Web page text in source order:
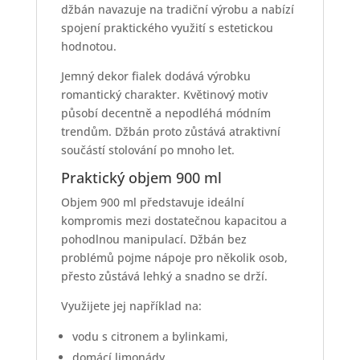
džbán navazuje na tradiční výrobu a nabízí
spojení praktického využití s estetickou
hodnotou.
Jemný dekor fialek dodává výrobku
romantický charakter. Květinový motiv
působí decentně a nepodléhá módním
trendům. Džbán proto zůstává atraktivní
součástí stolování po mnoho let.
Praktický objem 900 ml
Objem 900 ml představuje ideální
kompromis mezi dostatečnou kapacitou a
pohodlnou manipulací. Džbán bez
problémů pojme nápoje pro několik osob,
přesto zůstává lehký a snadno se drží.
Využijete jej například na:
vodu s citronem a bylinkami,